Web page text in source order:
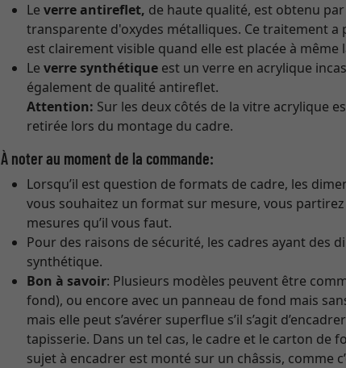
Leverre antireflet, de haute qualité, est obtenu
transparente d'oxydes métalliques. Ce traitement
est clairement visible quand elle est placée à même
Leverre synthétique est un verre en acrylique
également de qualité antireflet.
Attention: Sur les deux côtés de la vitre acrylique
retirée lors du montage du cadre.
À noter au moment de la commande:
Lorsqu’il est question de formats de cadre, les
vous souhaitez un format sur mesure, vous
mesures qu’il vous faut.
Pour des raisons de sécurité, les cadres ayant des
synthétique.
Bon à savoir: Plusieurs modèles peuvent être
fond), ou encore avec un panneau de fond mais
mais elle peut s’avérer superflue s’il s’agit
tapisserie. Dans un tel cas, le cadre et le carton de
sujet à encadrer est monté sur un châssis, comme